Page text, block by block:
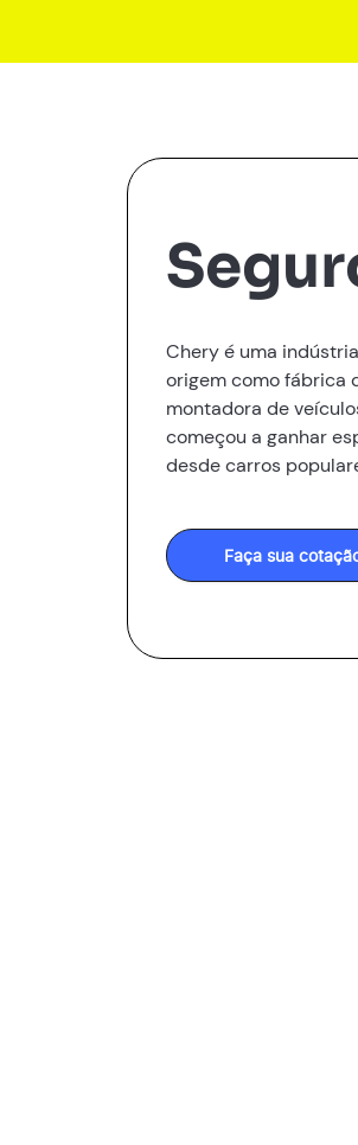
Chery é uma
origem como fábrica
montadora de
começou a ganhar
desde carros
Faça sua